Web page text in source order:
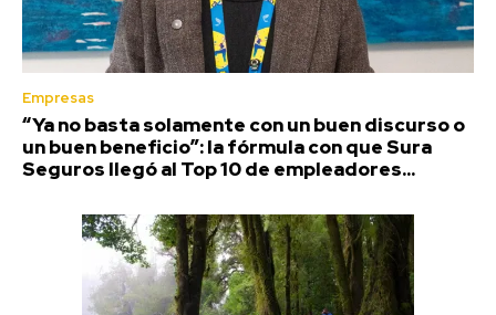
Empresas
“Ya no basta solamente con un buen discurso o
un buen beneficio”: la fórmula con que Sura
Seguros llegó al Top 10 de empleadores...